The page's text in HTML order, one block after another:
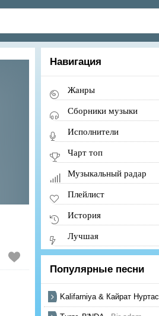
Навигация
Жанры
Сборники музыки
Исполнители
Чарт топ
Музыкальный радар
Плейлист
История
Лучшая
Популярные песни
Kalifarniya & Кайрат Нуртас